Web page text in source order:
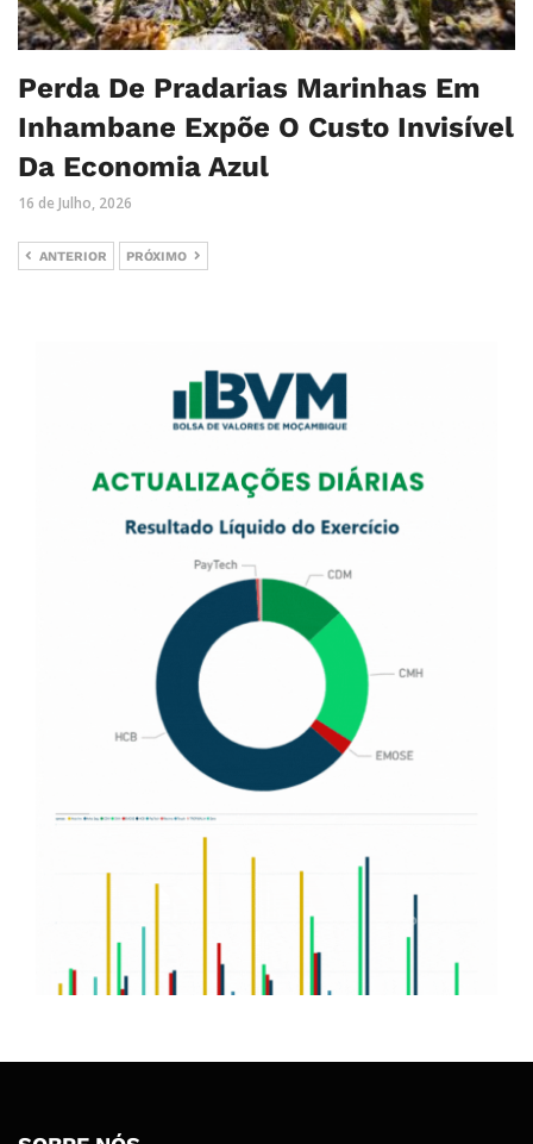
Perda De Pradarias Marinhas Em
Inhambane Expõe O Custo Invisível
Da Economia Azul
16 de Julho, 2026
ANTERIOR PRÓXIMO